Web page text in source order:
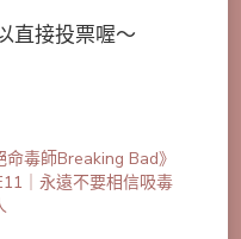
直接投票喔～
命毒師Breaking Bad》
｜永遠不要相信吸毒